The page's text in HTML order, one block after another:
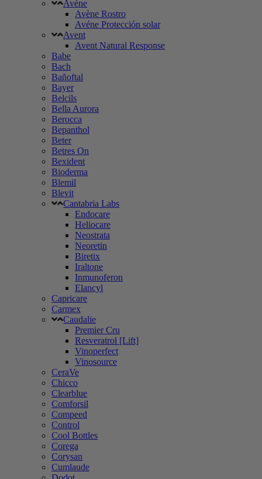
Avène
Avène Rostro
Avéne Protección solar
Avent
Avent Natural Response
Babe
Bach
Bañoftal
Bayer
Belcils
Bella Aurora
Berocca
Bepanthol
Beter
Betres On
Bexident
Bioderma
Blemil
Blevit
Cantabria Labs
Endocare
Heliocare
Neostrata
Neoretin
Biretix
Iraltone
Inmunoferon
Elancyl
Capricare
Carmex
Caudalie
Premier Cru
Resveratrol [Lift]
Vinoperfect
Vinosource
CeraVe
Chicco
Clearblue
Comforsil
Compeed
Control
Cool Bottles
Corega
Corysan
Cumlaude